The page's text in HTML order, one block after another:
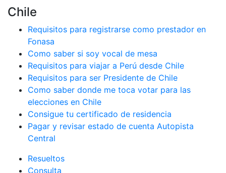
Chile
Requisitos para registrarse como prestador en
Fonasa
Como saber si soy vocal de mesa
Requisitos para viajar a Perú desde Chile
Requisitos para ser Presidente de Chile
Como saber donde me toca votar para las
elecciones en Chile
Consigue tu certificado de residencia
Pagar y revisar estado de cuenta Autopista
Central
Resueltos
Consulta